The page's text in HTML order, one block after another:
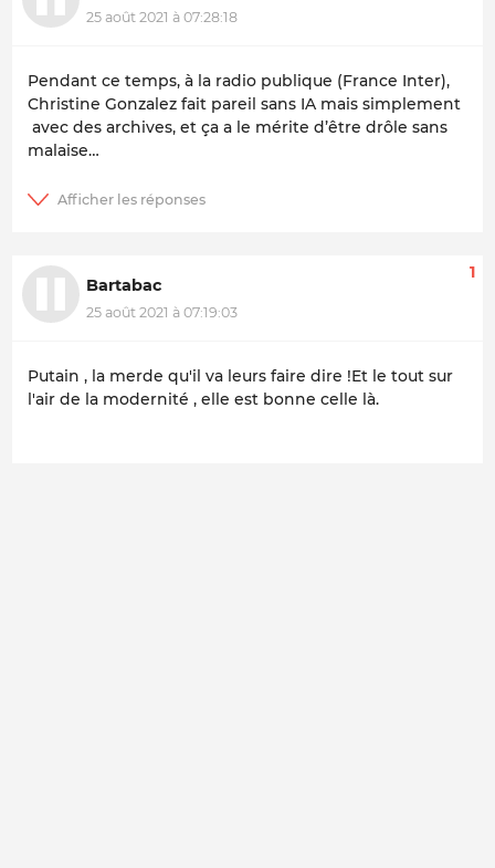
25 août 2021 à 07:28:18
Pendant ce temps, à la radio publique (France Inter),
Christine Gonzalez fait pareil sans IA mais simplement
avec des archives, et ça a le mérite d’être drôle sans
malaise…
Bartabac
25 août 2021 à 07:19:03
1
Putain , la merde qu'il va leurs faire dire !Et le tout sur
l'air de la modernité , elle est bonne celle là.